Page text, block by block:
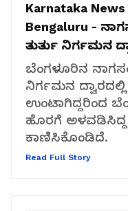
Karnataka
Bengaluru -
ತುರ್ತು ನಿರ್ಗಮನ
ಬೆಂಗಳೂರಿನ
ನಿರ್ಗಮನ
ಉಂಟಾಗಿದ್ದರಿಂದ
ಹೊರಗೆ
ಕಾಣಿಸಿಕೊಂಡಿದೆ.
Read Full Story